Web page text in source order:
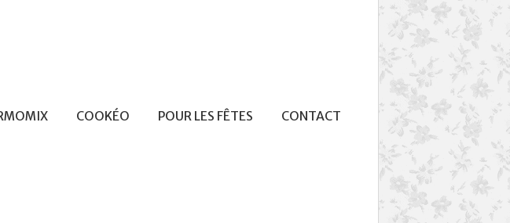
COOKÉO POUR LES FÊTES CONTACT